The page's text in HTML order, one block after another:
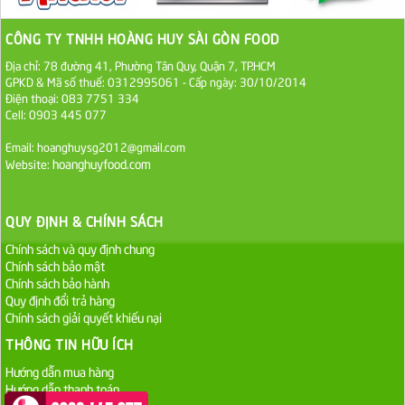
1.100.000 VND
Sa Tế Tôm Cholimex PET Hũ 450g
36.000 VND
Ớt Sa Tế Cholimex Hũ Thuỷ Tinh 150g
Nước tương cholimex 4,9L
CÔNG TY TNHH HOÀNG HUY SÀI GÒN FOOD
Địa chỉ: 78 đường 41, Phường Tân Quy, Quận 7, TP.HCM
GPKD & Mã số thuế: 0312995061 - Cấp ngày: 30/10/2014
Điện thoại: 083 7751 334
Cell: 0903 445 077
Email: hoanghuysg2012@gmail.com
Website: hoanghuyfood.com
QUY ĐỊNH & CHÍNH SÁCH
Chính sách và quy định chung
Chính sách bảo mật
Chính sách bảo hành
Quy định đổi trả hàng
Chính sách giải quyết khiếu nại
THÔNG TIN HỮU ÍCH
Hướng dẫn mua hàng
Hướng dẫn thanh toán